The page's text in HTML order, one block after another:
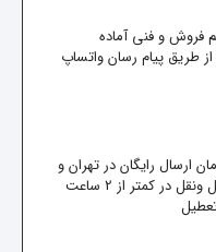
فروش و فنی آماده
طریق پیام رسان واتساپ
ارسال رایگان در تهران و
شهرستان ها تا شرکت حمل ونقل در کمتر از 2 ساعت